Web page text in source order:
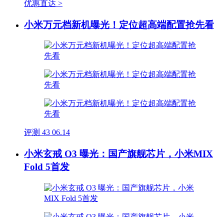
优惠直达 >
小米万元档新机曝光！定位超高端配置抢先看
评测 43 06.14
小米玄戒 O3 曝光：国产旗舰芯片，小米MIX
Fold 5首发